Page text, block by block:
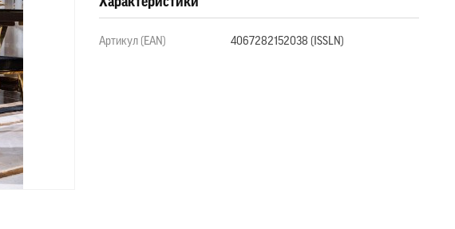
Артикул (EAN) 4067282152038 (ISSLN)